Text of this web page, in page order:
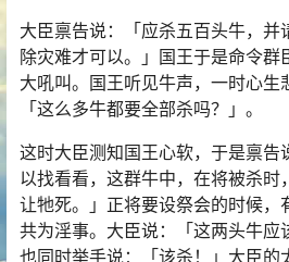
大臣禀告说：「应杀五百头牛，并
除灾难才可以。」国王于是命令群
大吼叫。国王听见牛声，一时心生
「这么多牛都要全部杀吗？」。
这时大臣测知国王心软，于是禀告
以找看看，这群牛中，在将被杀时
让牠死。」正将要设祭会的时候，
共为淫事。大臣说：「这两头牛应
也同时举手说：「该杀！」大臣的